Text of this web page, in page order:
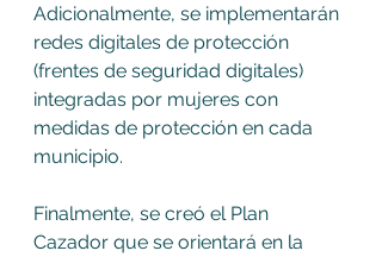
Adicionalmente, se implementarán
redes digitales de protección
(frentes de seguridad digitales)
integradas por mujeres con
medidas de protección en cada
municipio.
Finalmente, se creó el Plan
Cazador que se orientará en la